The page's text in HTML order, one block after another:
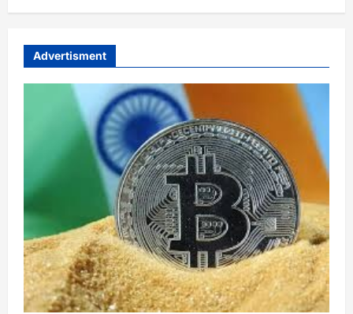
Advertisment